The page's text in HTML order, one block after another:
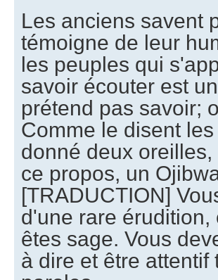
Les anciens savent
témoigne de leur
les peuples qui
savoir écouter est
prétend pas savoir;
Comme le disent
donné deux
ce propos, un
[TRADUCTION]
d'une rare
êtes sage. Vous
à dire et être